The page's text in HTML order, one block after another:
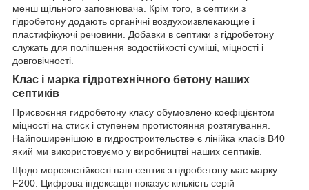
менш щільного заповнювача. Крім того, в септики з
гідробетону додають органічні воздухоизвлекающие і
пластифікуючі речовини. Добавки в септики з гідробетону
служать для поліпшення водостійкості суміші, міцності і
довговічності.
Клас і марка гідротехнічного бетону наших
септиків
Присвоєння гидробетону класу обумовлено коефіцієнтом
міцності на стиск і ступенем протистояння розтягування.
Найпоширенішою в гидростроительстве є лінійка класів В40
який ми використовуємо у виробництві наших септиків.
Щодо морозостійкості наш септик з гідробетону має марку
F200. Цифрова індексація показує кількість серій